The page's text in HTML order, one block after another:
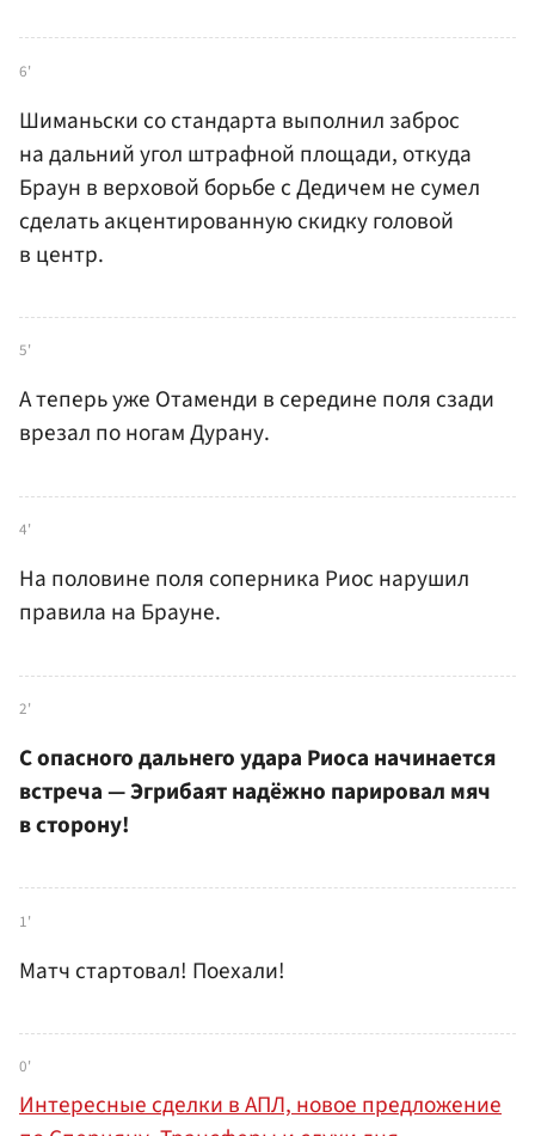
6'
Шиманьски со стандарта выполнил заброс
на дальний угол штрафной площади, откуда
Браун в верховой борьбе с Дедичем не сумел
сделать акцентированную скидку головой
в центр.
5'
А теперь уже Отаменди в середине поля сзади
врезал по ногам Дурану.
4'
На половине поля соперника Риос нарушил
правила на Брауне.
2'
С опасного дальнего удара Риоса начинается
встреча — Эгрибаят надёжно парировал мяч
в сторону!
1'
Матч стартовал! Поехали!
0'
Интересные сделки в АПЛ, новое предложение